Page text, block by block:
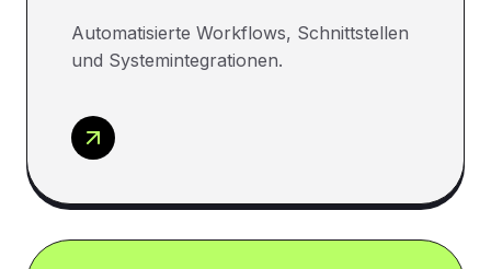
Automatisierte Workflows, Schnittstellen
und Systemintegrationen.